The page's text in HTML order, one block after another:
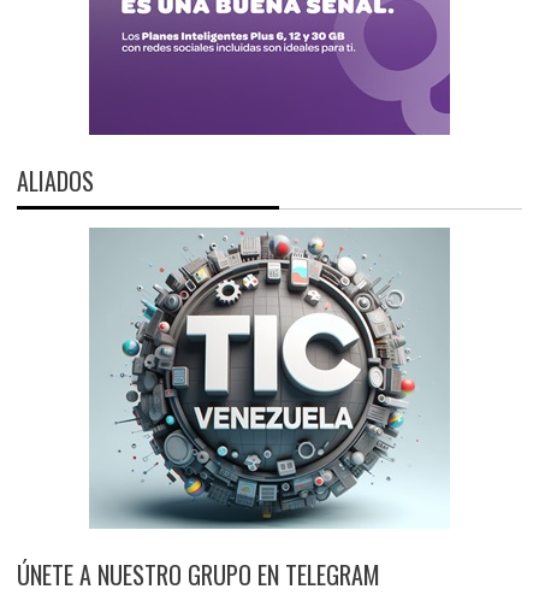
ALIADOS
ÚNETE A NUESTRO GRUPO EN TELEGRAM